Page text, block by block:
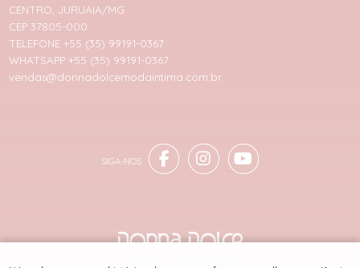
CENTRO, JURUAIA/MG
CEP 37805-000
TELEFONE +55 (35) 99191-0367
WHATSAPP +55 (35) 99191-0367
vendas@donnadolcemodaintima.com.br